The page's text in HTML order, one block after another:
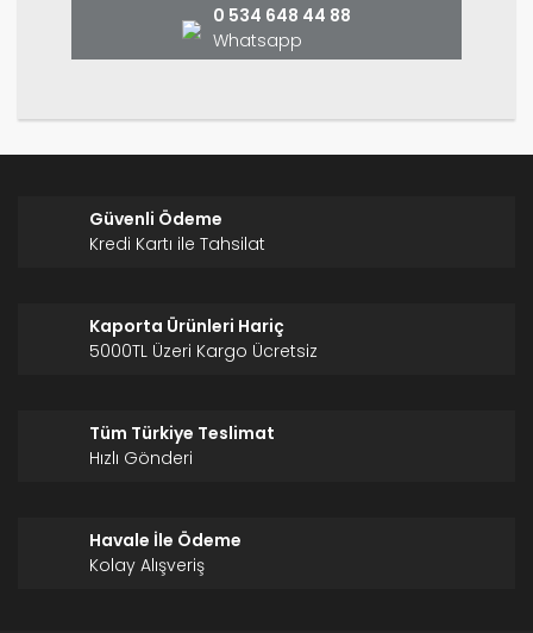
0 534 648 44 88
Whatsapp
Güvenli Ödeme
Kredi Kartı ile Tahsilat
Kaporta Ürünleri Hariç
5000TL Üzeri Kargo Ücretsiz
Tüm Türkiye Teslimat
Hızlı Gönderi
Havale İle Ödeme
Kolay Alışveriş